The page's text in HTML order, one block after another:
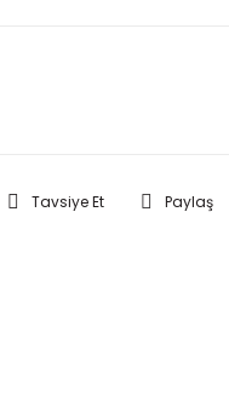
Tavsiye Et Paylaş